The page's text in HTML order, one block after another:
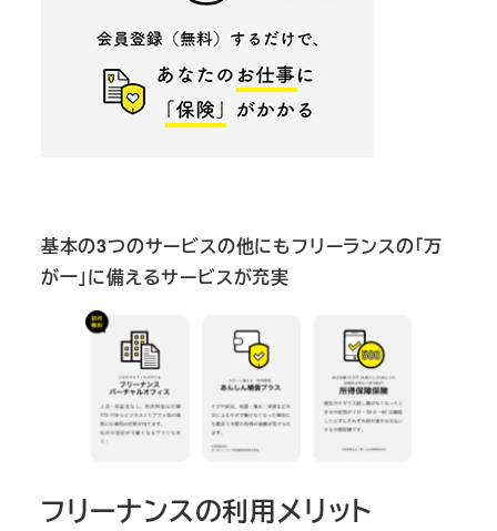
基本の3つのサービスの他にもフリーランスの「万
が一」に備えるサービスが充実
フリーナンスの利用メリット